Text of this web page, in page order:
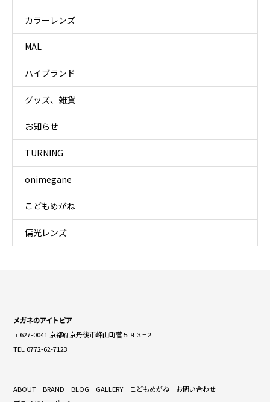
カラーレンズ
MAL
ハイブランド
グッズ、雑貨
お知らせ
TURNING
onimegane
こどもめがね
偏光レンズ
メガネのアイトピア
〒627-0041 京都府京丹後市峰山町菅５９３−２
TEL 0772-62-7123
ABOUT BRAND BLOG GALLERY こどもめがね
お問い合わせ